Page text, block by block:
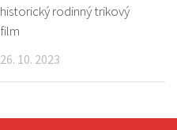
historický rodinný trikový
film
26. 10. 2023